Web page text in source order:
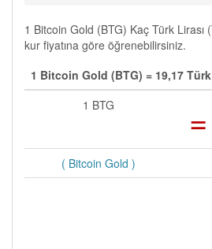
1 Bitcoin Gold (BTG) Kaç Türk
kur fiyatına göre öğrenebilirsiniz.
1 Bitcoin Gold (BTG) = 19,17
1 BTG
=
( Bitcoin Gold )